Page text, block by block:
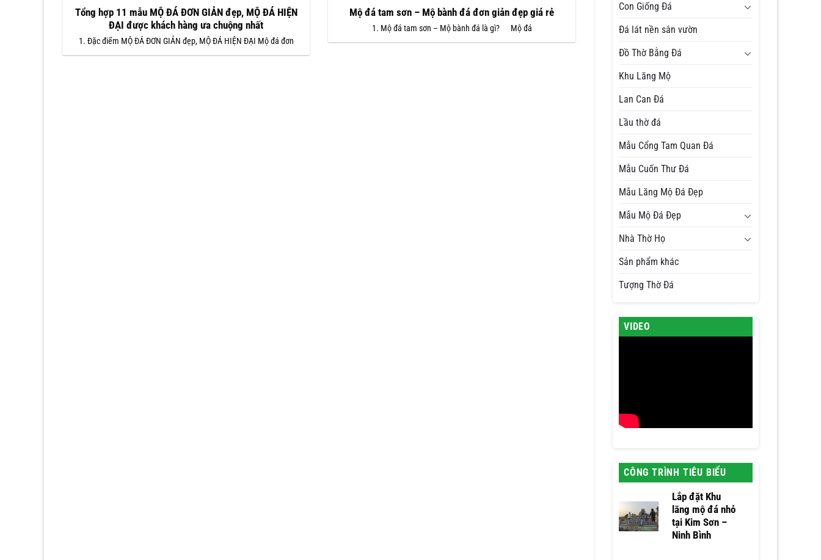
Tổng hợp 11 mẫu MỘ ĐÁ ĐƠN GIẢN đẹp, MỘ ĐÁ HIỆN
ĐẠI được khách hàng ưa chuộng nhất
1. Đặc điểm MỘ ĐÁ ĐƠN GIẢN đẹp, MỘ ĐÁ HIỆN ĐẠI Mộ đá đơn
Mộ đá tam sơn – Mộ bành đá đơn giản đẹp giá rẻ
1. Mộ đá tam sơn – Mộ bành đá là gì? Mộ đá
Con Giống Đá
Đá lát nền sân vườn
Đồ Thờ Bằng Đá
Khu Lăng Mộ
Lan Can Đá
Lầu thờ đá
Mẫu Cổng Tam Quan Đá
Mẫu Cuốn Thư Đá
Mẫu Lăng Mộ Đá Đẹp
Mẫu Mộ Đá Đẹp
Nhà Thờ Họ
Sản phẩm khác
Tượng Thờ Đá
VIDEO
CÔNG TRÌNH TIÊU BIỂU
Lắp đặt Khu
lăng mộ đá nhỏ
tại Kim Sơn –
Ninh Bình